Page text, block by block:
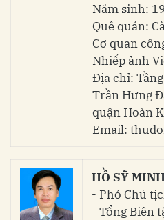
Năm sinh:
Quê quán:
Cơ quan
Nhiếp ảnh
Địa chỉ:
Trần Hưng
quận Hoàn
Email:
HỒ SỸ
- Phó Chủ
- Tổng Biên